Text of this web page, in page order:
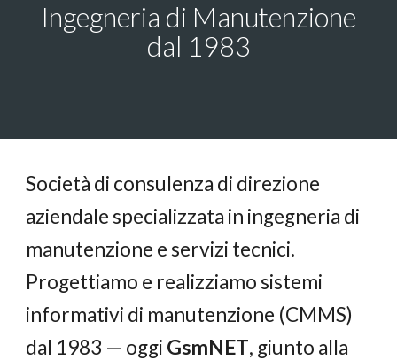
Ingegneria di Manutenzione
dal 1983
Società di consulenza di direzione
aziendale specializzata in ingegneria di
manutenzione e servizi tecnici.
Progettiamo e realizziamo sistemi
informativi di manutenzione (CMMS)
dal 1983 — oggi GsmNET, giunto alla